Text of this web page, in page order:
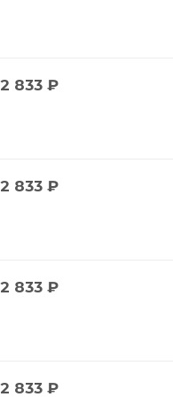
2 833₽
2 833₽
2 833₽
2 833₽